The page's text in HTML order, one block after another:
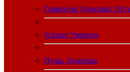
Гармония Здоровья:
Усатые Умницы
Пульс Здоровья